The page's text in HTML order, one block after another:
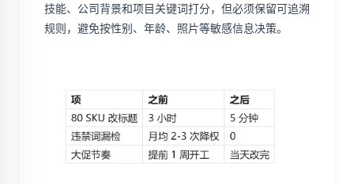
技能、公司背景和项目关键词打分，但必须保留可追溯
规则，避免按性别、年龄、照片等敏感信息决策。